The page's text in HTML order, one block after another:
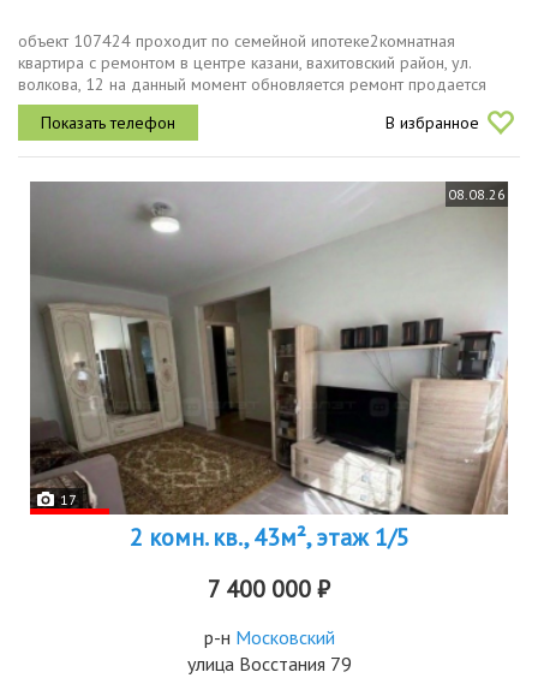
объект 107424 проходит по семейной ипотеке2комнатная
квартира с ремонтом в центре казани, вахитовский район, ул.
волкова, 12 на данный момент обновляется ремонт продается
светлая 2комнатная квартира в историческом центре города
вахитовский район,...
В избранное
08.08.26
17
2 комн. кв., 43м², этаж 1/5
7 400 000 ₽
р-н Московский
улица Восстания 79